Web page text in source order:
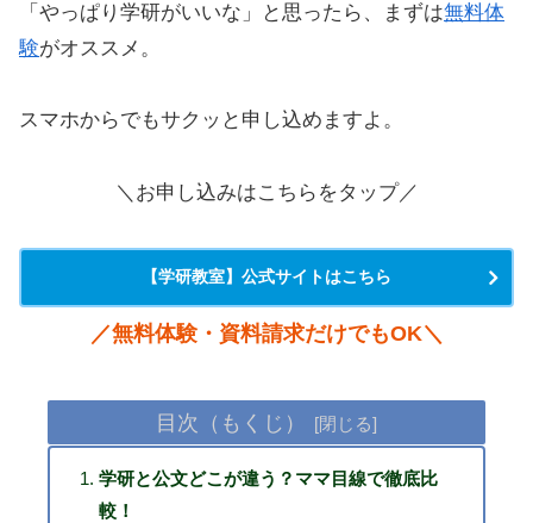
「やっぱり学研がいいな」と思ったら、まずは無料体
験がオススメ。
スマホからでもサクッと申し込めますよ。
＼お申し込みはこちらをタップ／
【学研教室】公式サイトはこちら
／無料体験・資料請求だけでもOK＼
目次（もくじ）
学研と公文どこが違う？ママ目線で徹底比
較！